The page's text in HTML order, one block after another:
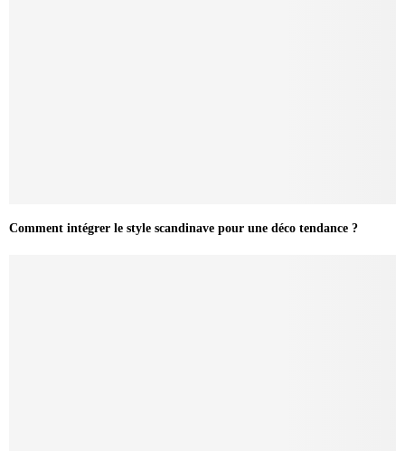
Comment intégrer le style scandinave pour une déco tendance ?